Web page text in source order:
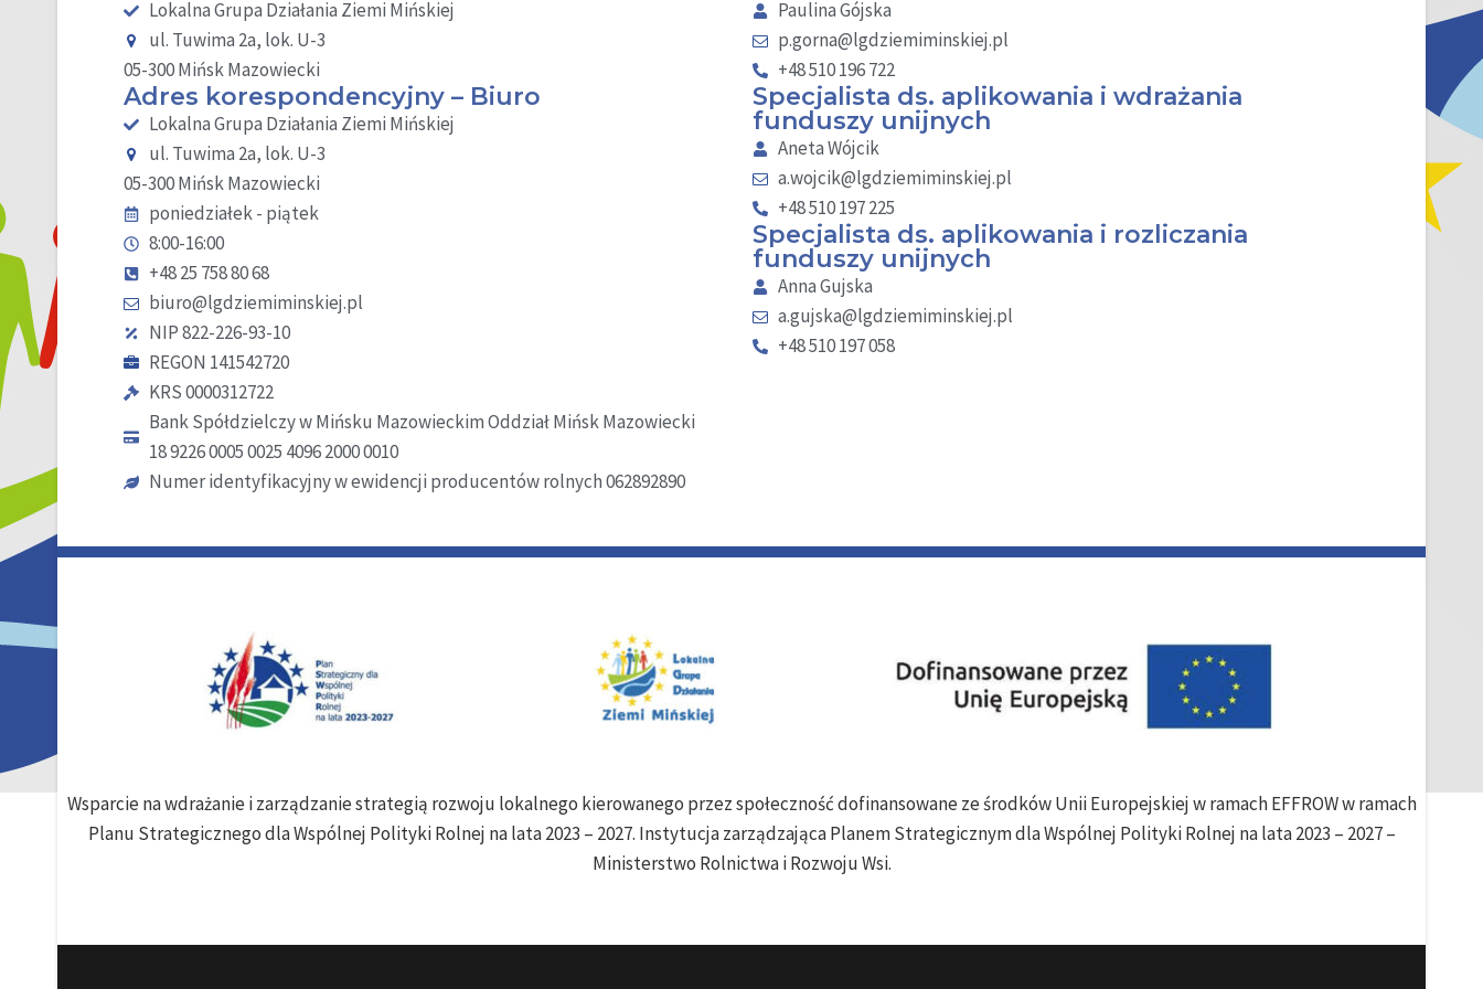
Lokalna Grupa Działania Ziemi Mińskiej
ul. Tuwima 2a, lok. U-3
05-300 Mińsk Mazowiecki
Adres korespondencyjny – Biuro
Lokalna Grupa Działania Ziemi Mińskiej
ul. Tuwima 2a, lok. U-3
05-300 Mińsk Mazowiecki
poniedziałek - piątek
8:00-16:00
+48 25 758 80 68
biuro@lgdziemiminskiej.pl
NIP 822-226-93-10
REGON 141542720
KRS 0000312722
Bank Spółdzielczy w Mińsku Mazowieckim Oddział Mińsk Mazowiecki
18 9226 0005 0025 4096 2000 0010
Numer identyfikacyjny w ewidencji producentów rolnych 062892890
Paulina Gójska
p.gorna@lgdziemiminskiej.pl
+48 510 196 722
Specjalista ds. aplikowania i wdrażania
funduszy unijnych
Aneta Wójcik
a.wojcik@lgdziemiminskiej.pl
+48 510 197 225
Specjalista ds. aplikowania i rozliczania
funduszy unijnych
Anna Gujska
a.gujska@lgdziemiminskiej.pl
+48 510 197 058
Wsparcie na wdrażanie i zarządzanie strategią rozwoju lokalnego kierowanego przez społeczność dofinansowane ze środków Unii Europejskiej w ramach EFFROW w ramach
Planu Strategicznego dla Wspólnej Polityki Rolnej na lata 2023 – 2027. Instytucja zarządzająca Planem Strategicznym dla Wspólnej Polityki Rolnej na lata 2023 – 2027 –
Ministerstwo Rolnictwa i Rozwoju Wsi.